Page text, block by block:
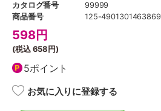
カタログ番号
99999
商品番号
125-4901301463869
598円
(税込658円)
5ポイント
お気に入りに登録する